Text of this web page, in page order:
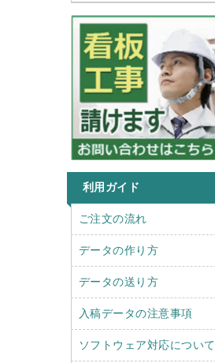
利用ガイド
r
ご注文の流れ
データの作り方
データの送り方
入稿データの注意事項
ソフトウェア対応について